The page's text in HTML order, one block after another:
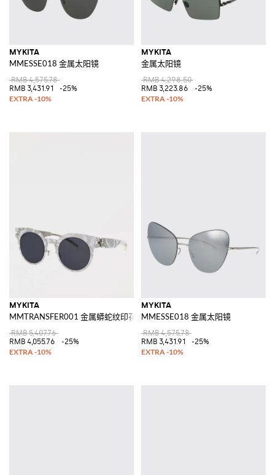
MYKITA
MMESSE018 金属太阳镜
RMB 4,575.78
RMB 3,431.91
-25%
MYKITA
金属太阳镜
RMB 4,298.50
RMB 3,223.86
-25%
MYKITA
MMTRANSFER001 金属蟒蛇纹印花太阳镜
RMB 5,407.76
RMB 4,055.76
-25%
MYKITA
MMESSE018 金属太阳镜
RMB 4,575.78
RMB 3,431.91
-25%